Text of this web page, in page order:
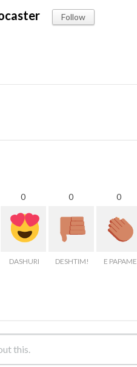
Follow
0
DASHURI
0
DESHTIM!
0
E PAPAME